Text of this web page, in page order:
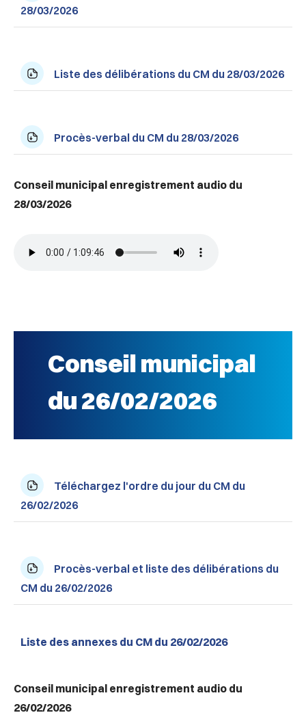
28/03/2026
Liste des délibérations du CM du 28/03/2026
Procès-verbal du CM du 28/03/2026
Conseil municipal enregistrement audio du
28/03/2026
Conseil municipal
du 26/02/2026
Téléchargez l'ordre du jour du CM du
26/02/2026
Procès-verbal et liste des délibérations du
CM du 26/02/2026
Liste des annexes du CM du 26/02/2026
Conseil municipal enregistrement audio du
26/02/2026